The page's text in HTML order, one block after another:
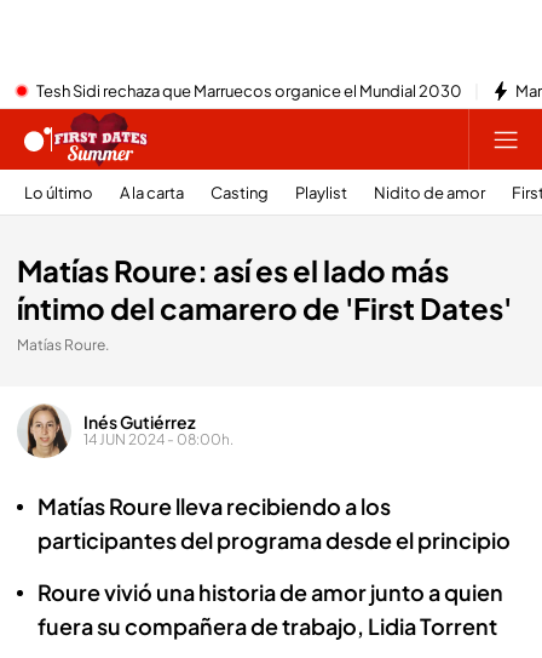
Tesh Sidi rechaza que Marruecos organice el Mundial 2030
Lo último A la carta Casting Playlist Nidito de amor
Matías Roure: así es el lado más
íntimo del camarero de 'First Dates'
Matías Roure.
Inés Gutiérrez
14 JUN 2024 - 08:00h.
Matías Roure lleva recibiendo a los
participantes del programa desde el principio
Roure vivió una historia de amor junto a quien
fuera su compañera de trabajo, Lidia Torrent